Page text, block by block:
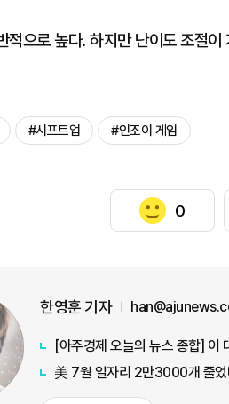
적으로 높다. 하지만 난이도 조절
#시프트업 #인조이 게임
0
한영훈 기자
美 7월 일자리 2만3000개 줄